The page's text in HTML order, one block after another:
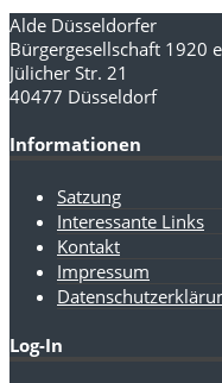
Alde Düsseldorfer
Bürgergesellschaft 1920
Jülicher Str. 21
40477 Düsseldorf
Informationen
Satzung
Interessante Links
Kontakt
Impressum
Log-In